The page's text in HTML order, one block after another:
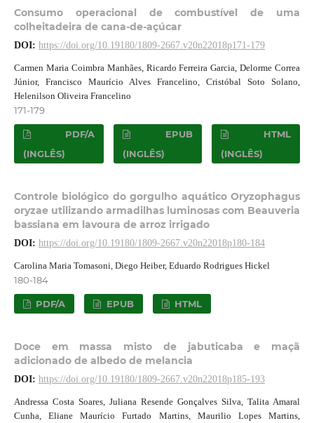
Consumo operacional de combustível de uma
colheitadeira de cana-de-açúcar
DOI: https://doi.org/10.19180/1809-2667.v20n22018p171-179
Carmen Maria Coimbra Manhães, Ricardo Ferreira Garcia, Delorme Correa
Júnior, Francisco Maurício Alves Francelino, Cristóbal Soto Solano,
Helenilson Oliveira Francelino
171-179
PDF/A
(INGLÊS)
EPUB
(INGLÊS)
HTML
(INGLÊS)
Controle biológico do gorgulho aquático Oryzophagus
oryzae utilizando armadilhas luminosas com Beauveria
bassiana em lavoura de arroz irrigado
DOI: https://doi.org/10.19180/1809-2667.v20n22018p180-184
Carolina Maria Tomasoni, Diego Heiber, Eduardo Rodrigues Hickel
180-184
PDF/A EPUB HTML
Doce em massa misto de jabuticaba e maçã
adicionado de albedo de melancia
DOI: https://doi.org/10.19180/1809-2667.v20n22018p185-193
Andressa Costa Soares, Juliana Resende Gonçalves Silva, Talita Amaral
Cunha, Eliane Maurício Furtado Martins, Maurilio Lopes Martins,